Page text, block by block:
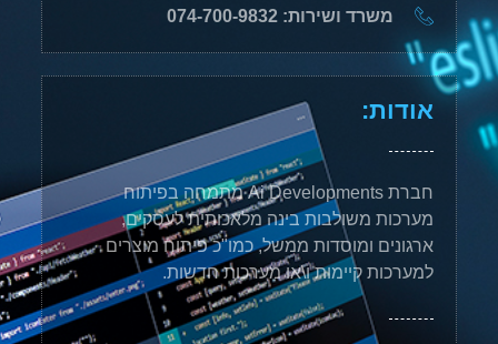
משרד ושירות: 074-700-9832
אודות:
חברת Ai Developments מתמחה בפיתוח
מערכות משולבות בינה מלאכותית לעסקים,
ארגונים ומוסדות ממשל, כמו"כ פיתוח מוצרים
למערכות קיימות ו\או מערכות חדשות.